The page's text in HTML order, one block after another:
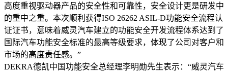
高度重视驱动器产品的安全性和可靠性，安全设计更是研发中
的重中之重。本次顺利获得ISO 26262 ASIL-D功能安全流程认
证证书，意味着威灵汽车建立的功能安全开发流程体系达到了
国际汽车功能安全标准的最高等级要求，体现了公司对客户和
市场的高度责任感。”
DEKRA德凯中国功能安全总经理李明勋先生表示：“威灵汽车